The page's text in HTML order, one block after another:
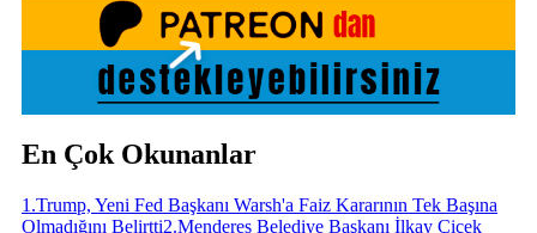
En Çok Okunanlar
1 .Trump, Yeni Fed Başkanı Warsh'a Faiz Kararının Tek Başına
Olmadığını Belirtti2.Menderes Belediye Başkanı İlkay Çiçek